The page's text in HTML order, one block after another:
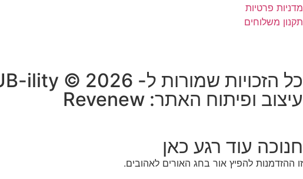
מדניות פרטיות
תקנון משלוחים
כל הזכויות שמורות ל- HUB-ility © 2026
עיצוב ופיתוח האתר: Revenew
חנוכה עוד רגע כאן
זו ההזדמנות להפיץ אור בחג האורים לאהובים.